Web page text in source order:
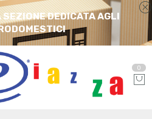
DEDICATA AGLI
0